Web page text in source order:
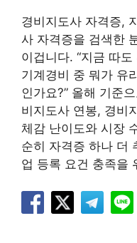
경비지도사 자격증,
사 자격증을 검색한
이겁니다. “지금 따도
기계경비 중 뭐가 유
인가요?” 올해 기준
비지도사 연봉, 경비
체감 난이도와 시장
순히 자격증 하나 더
업 등록 요건 충족을